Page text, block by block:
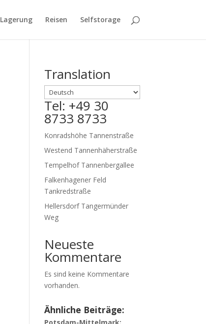
Lagerung Reisen Selfstorage
Translation
Tel: +49 30
8733 8733
Konradshöhe Tannenstraße
Westend Tannenhäherstraße
Tempelhof Tannenbergallee
Falkenhagener Feld
Tankredstraße
Hellersdorf Tangermünder
Weg
Neueste
Kommentare
Es sind keine Kommentare
vorhanden.
Ähnliche Beiträge: